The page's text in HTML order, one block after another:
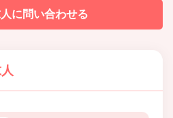
に問い合わせる